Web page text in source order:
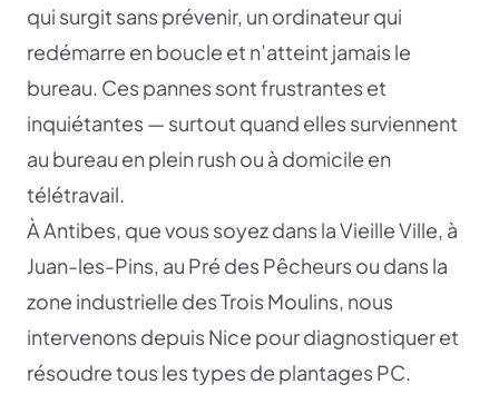
qui surgit sans prévenir, un ordinateur qui
redémarre en boucle et n’atteint jamais le
bureau. Ces pannes sont frustrantes et
inquiétantes — surtout quand elles surviennent
au bureau en plein rush ou à domicile en
télétravail.
À Antibes, que vous soyez dans la Vieille Ville, à
Juan-les-Pins, au Pré des Pêcheurs ou dans la
zone industrielle des Trois Moulins, nous
intervenons depuis Nice pour diagnostiquer et
résoudre tous les types de plantages PC.